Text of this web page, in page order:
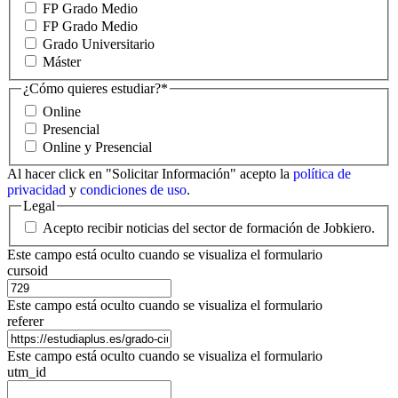
FP Grado Medio
FP Grado Medio
Grado Universitario
Máster
¿Cómo quieres estudiar?*
Online
Presencial
Online y Presencial
Al hacer click en "Solicitar Información" acepto la política de
privacidad y condiciones de uso.
Legal
Acepto recibir noticias del sector de formación de Jobkiero.
Este campo está oculto cuando se visualiza el formulario
cursoid
Este campo está oculto cuando se visualiza el formulario
referer
Este campo está oculto cuando se visualiza el formulario
utm_id